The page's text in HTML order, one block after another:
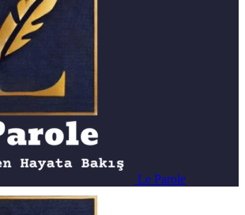
Le Parole